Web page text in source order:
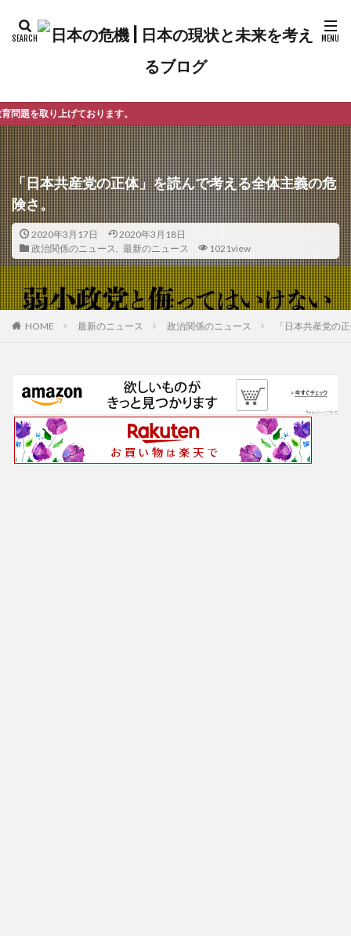
ます。
「日本共産党の正体」を読んで考える全体主義の危
険さ。
2020年3月17日
2020年3月18日
政治関係のニュース
最新のニュース 1021view
HOME 最新のニュース 政治関係のニュース 「日本共産党の